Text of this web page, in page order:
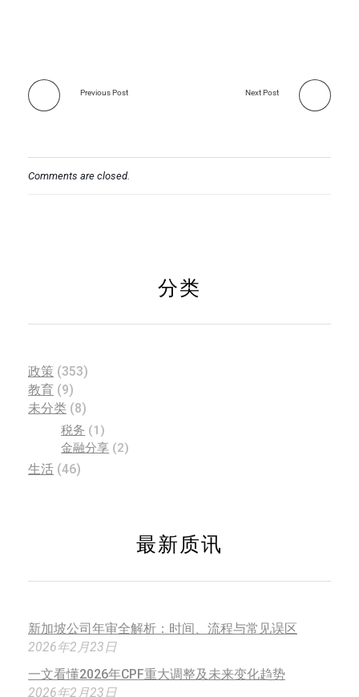
Previous Post Next Post
Comments are closed.
分类
政策 (353)
教育 (9)
未分类 (8)
税务 (1)
金融分享 (2)
生活 (46)
最新质讯
新加坡公司年审全解析：时间、流程与常见误区
2026年2月23日
一文看懂2026年CPF重大调整及未来变化趋势
2026年2月23日